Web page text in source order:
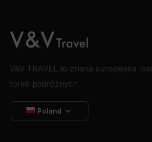
V&V TRAVEL to znana europejska
toreb podróżnych.
Poland